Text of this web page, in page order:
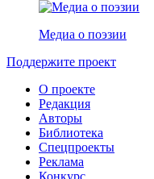
Медиа о поэзии
Поддержите проект
О проекте
Редакция
Авторы
Библиотека
Спецпроекты
Реклама
Конкурс